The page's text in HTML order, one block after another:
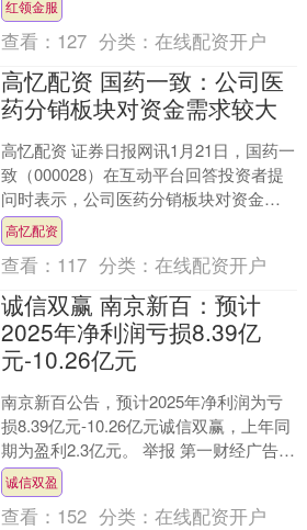
当。即日起，海南控股微信....
红领金服
查看： 127 分类：在线配资开户
高忆配资 国药一致：公司医
药分销板块对资金需求较大
高忆配资 证券日报网讯1月21日，国药一
致（000028）在互动平台回答投资者提
问时表示，公司医药分销板块对资金需
求较大，近些年受外部环境影响，应收
账款有所增加....
高忆配资
查看： 117 分类：在线配资开户
诚信双赢 南京新百：预计
2025年净利润亏损8.39亿
元-10.26亿元
南京新百公告，预计2025年净利润为亏
损8.39亿元-10.26亿元诚信双赢，上年同
期为盈利2.3亿元。 举报 第一财经广告合
作，请点击这里此内容为第一财经原
创....
诚信双盈
查看： 152 分类：在线配资开户